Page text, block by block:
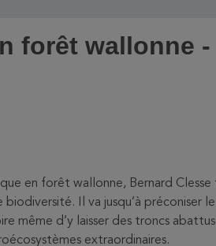
forêt wallonne -
en forêt wallonne, Bernard Clesse
Il va jusqu’à préconiser
même d’y laisser des troncs
extraordinaires.